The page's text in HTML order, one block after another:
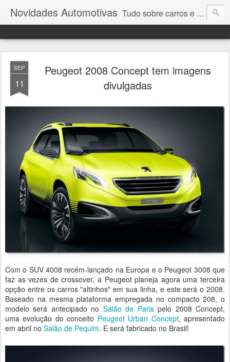
Novidades Automotivas Tudo sobre carros e motores
SEP
11
Peugeot 2008 Concept tem imagens
divulgadas
Com o SUV 4008 recém-lançado na Europa e o Peugeot 3008 que
faz as vezes de crossover, a Peugeot planeja agora uma terceira
opção entre os carros "altinhos" em sua linha, e este será o 2008.
Baseado na mesma plataforma empregada no compacto 208, o
modelo será antecipado no Salão de Parispelo 2008 Concept,
uma evolução do conceito Peugeot Urban Concept, apresentado
em abril no Salão de Pequim. E será fabricado no Brasil!